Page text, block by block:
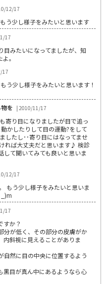
12/17
う少し様子をみたいと思います
17
目みたいになってましたが、知
。
17
う少し様子をみたいと思います！
を | 2010/11/17
寄り目になりましたが目で追っ
かしたりして目の運動?をして
たし･･寄り目にはなってませ
れば大丈夫だと思います♪ 検診
して聞いてみても良いと思いま
12/17
もう少し様子をみたいと思いま
17
すか？
分が低く、その部分の皮膚がか
内斜視に見えることがありま
自然に目の中央に位置するよう
黒目が真ん中にあるようなら心